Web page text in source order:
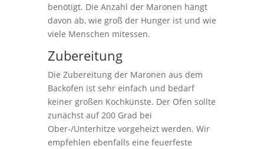
benötigt. Die Anzahl der Maronen hängt
davon ab, wie groß der Hunger ist und wie
viele Menschen mitessen.
Zubereitung
Die Zubereitung der Maronen aus dem
Backofen ist sehr einfach und bedarf
keiner großen Kochkünste. Der Ofen sollte
zunächst auf 200 Grad bei
Ober-/Unterhitze vorgeheizt werden. Wir
empfehlen ebenfalls eine feuerfeste